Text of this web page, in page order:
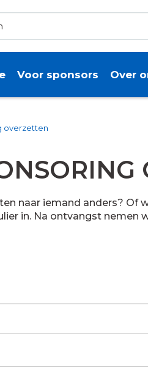
Voor sponsors Over
overzetten
naar iemand anders? Of
in. Na ontvangst nemen